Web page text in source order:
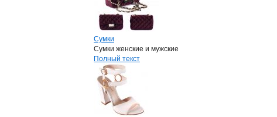
Сумки
Сумки женские и мужские
Полный текст